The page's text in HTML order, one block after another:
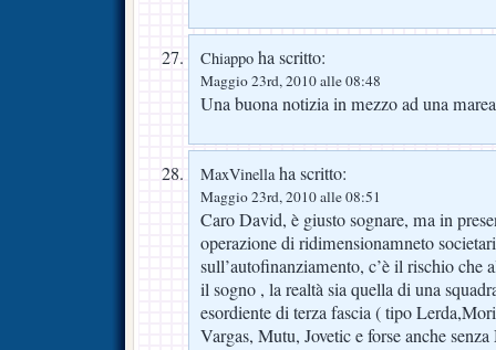
Chiappo ha scritto:
Maggio 23rd, 2010 alle 08:48
Una buona notizia in mezzo ad una
MaxVinellaha scritto:
Maggio 23rd, 2010 alle 08:51
Caro David, è giusto sognare, ma in
operazione di ridimensionamneto
sull’autofinanziamento, c’è il rischio che
il sogno , la realtà sia quella di una
esordiente di terza fascia ( tipo
Vargas, Mutu, Jovetic e forse anche